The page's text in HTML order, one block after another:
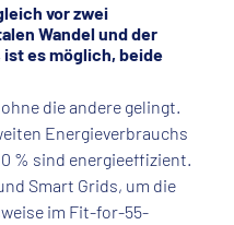
vor zwei
Wandel und der
es möglich, beide
die andere gelingt.
Energieverbrauchs
% sind energieeffizient.
Smart Grids, um die
im Fit-for-55-